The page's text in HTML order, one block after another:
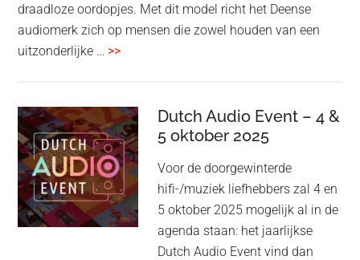
draadloze oordopjes. Met dit model richt het Deense
audiomerk zich op mensen die zowel houden van een
uitzonderlijke … >>overBang
kondigt
Beo
Grace
aan:
high-
end
earbuds
Dutch Audio Event – 4 &
5 oktober 2025
Voor de doorgewinterde
hifi-/muziek liefhebbers zal 4 en
5 oktober 2025 mogelijk al in de
agenda staan: het jaarlijkse
Dutch Audio Event vind dan